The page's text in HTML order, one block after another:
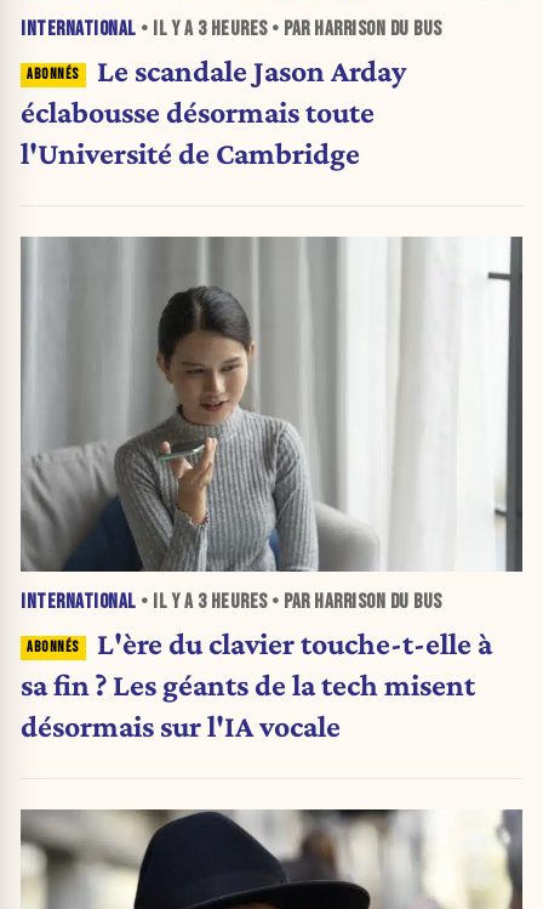
INTERNATIONAL • IL Y A 3 HEURES• PAR HARRISON DU BUS
Le scandale Jason Arday
éclabousse désormais toute
l'Université de Cambridge
INTERNATIONAL • IL Y A 3 HEURES• PAR HARRISON DU BUS
L'ère du clavier touche-t-elle à
sa fin ? Les géants de la tech misent
désormais sur l'IA vocale